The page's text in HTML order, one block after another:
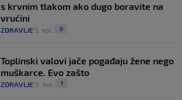
s krvnim tlakom ako dugo boravite na
vrućini
ZDRAVLJE 5. kol. 0
Toplinski valovi jače pogađaju žene nego
muškarce. Evo zašto
ZDRAVLJE 3. kol. 1